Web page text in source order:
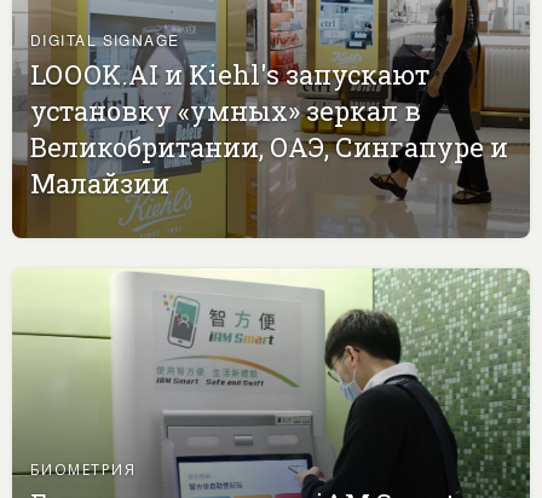
DIGITAL SIGNAGE
LOOOK.AI и Kiehl's запускают
установку «умных» зеркал в
Великобритании, ОАЭ, Сингапуре и
Малайзии
БИОМЕТРИЯ